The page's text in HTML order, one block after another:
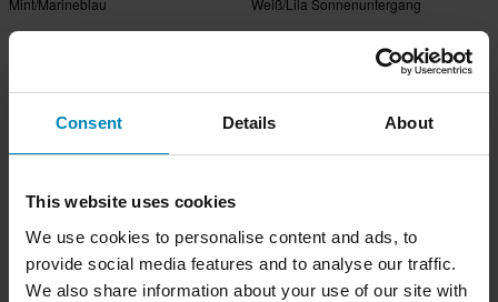
Consent Details About
This website uses cookies
We use cookies to personalise content and ads, to
provide social media features and to analyse our traffic.
We also share information about your use of our site with
Mint/Marineblau
Weiß/Lila Sonnenuntergang